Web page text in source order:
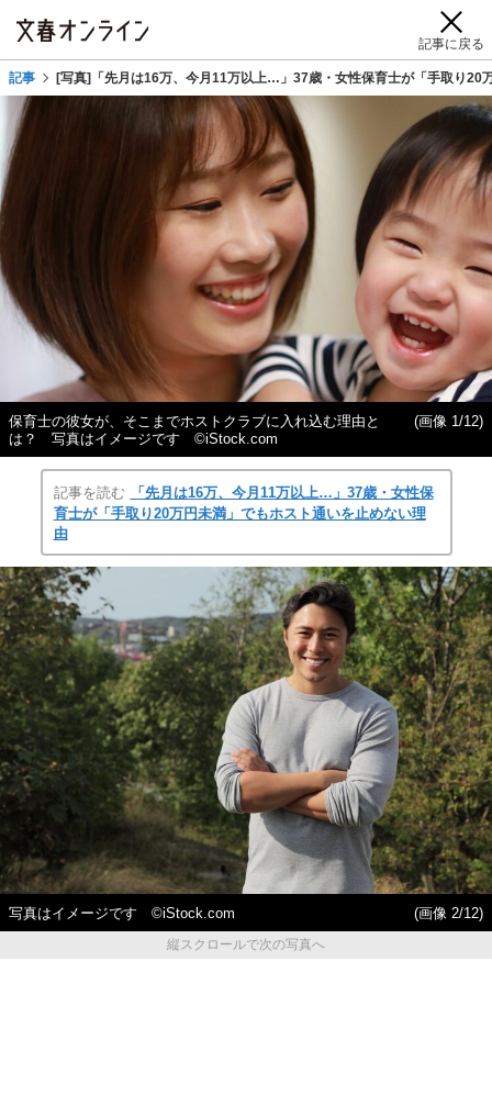
記事に戻る
記事 [写真]「先月は16万、今月11万以上…」37歳・女性保育士が「手取り20
保育士の彼女が、そこまでホストクラブに入れ込む理由と
は？ 写真はイメージです ©iStock.com
(画像 1/12)
記事を読む
「先月は16万、今月11万以上…」37歳・女性保
育士が「手取り20万円未満」でもホスト通いを止めない理
由
写真はイメージです ©iStock.com
(画像 2/12)
縦スクロールで次の写真へ